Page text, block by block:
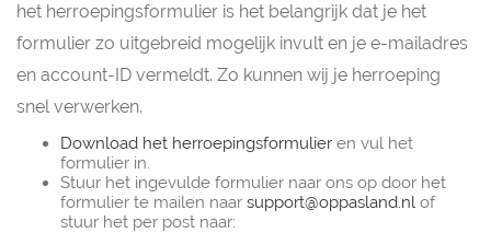
het herroepingsformulier is het belangrijk dat je het
formulier zo uitgebreid mogelijk invult en je e-mailadres
en account-ID vermeldt. Zo kunnen wij je herroeping
snel verwerken.
Download het herroepingsformulier en vul het
formulier in.
Stuur het ingevulde formulier naar ons op door het
formulier te mailen naar support@oppasland.nl of
stuur het per post naar: